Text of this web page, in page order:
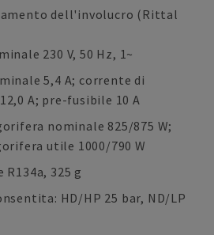
dell'involucro (Rittal
230 V, 50 Hz, 1~
5,4 A; corrente di
A; pre-fusibile 10 A
nominale 825/875 W;
utile 1000/790 W
325 g
HD/HP 25 bar, ND/LP